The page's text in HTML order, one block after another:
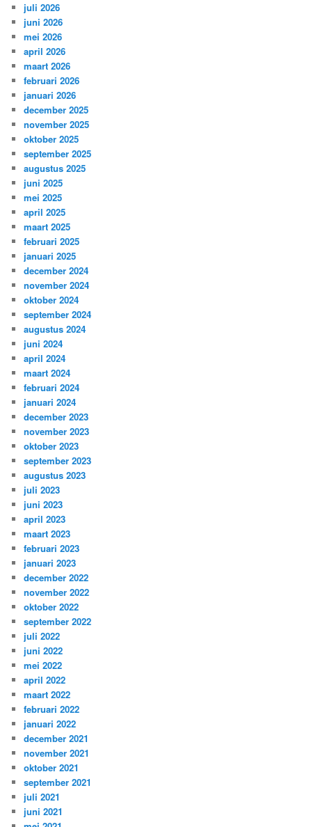
juli 2026
juni 2026
mei 2026
april 2026
maart 2026
februari 2026
januari 2026
december 2025
november 2025
oktober 2025
september 2025
augustus 2025
juni 2025
mei 2025
april 2025
maart 2025
februari 2025
januari 2025
december 2024
november 2024
oktober 2024
september 2024
augustus 2024
juni 2024
april 2024
maart 2024
februari 2024
januari 2024
december 2023
november 2023
oktober 2023
september 2023
augustus 2023
juli 2023
juni 2023
april 2023
maart 2023
februari 2023
januari 2023
december 2022
november 2022
oktober 2022
september 2022
juli 2022
juni 2022
mei 2022
april 2022
maart 2022
februari 2022
januari 2022
december 2021
november 2021
oktober 2021
september 2021
juli 2021
juni 2021